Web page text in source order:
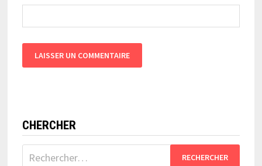
CHERCHER
Rechercher :